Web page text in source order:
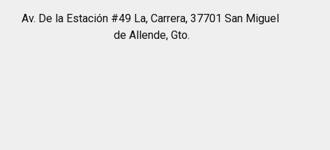
Av. De la Estación #49 La, Carrera, 37701 San Miguel
de Allende, Gto.